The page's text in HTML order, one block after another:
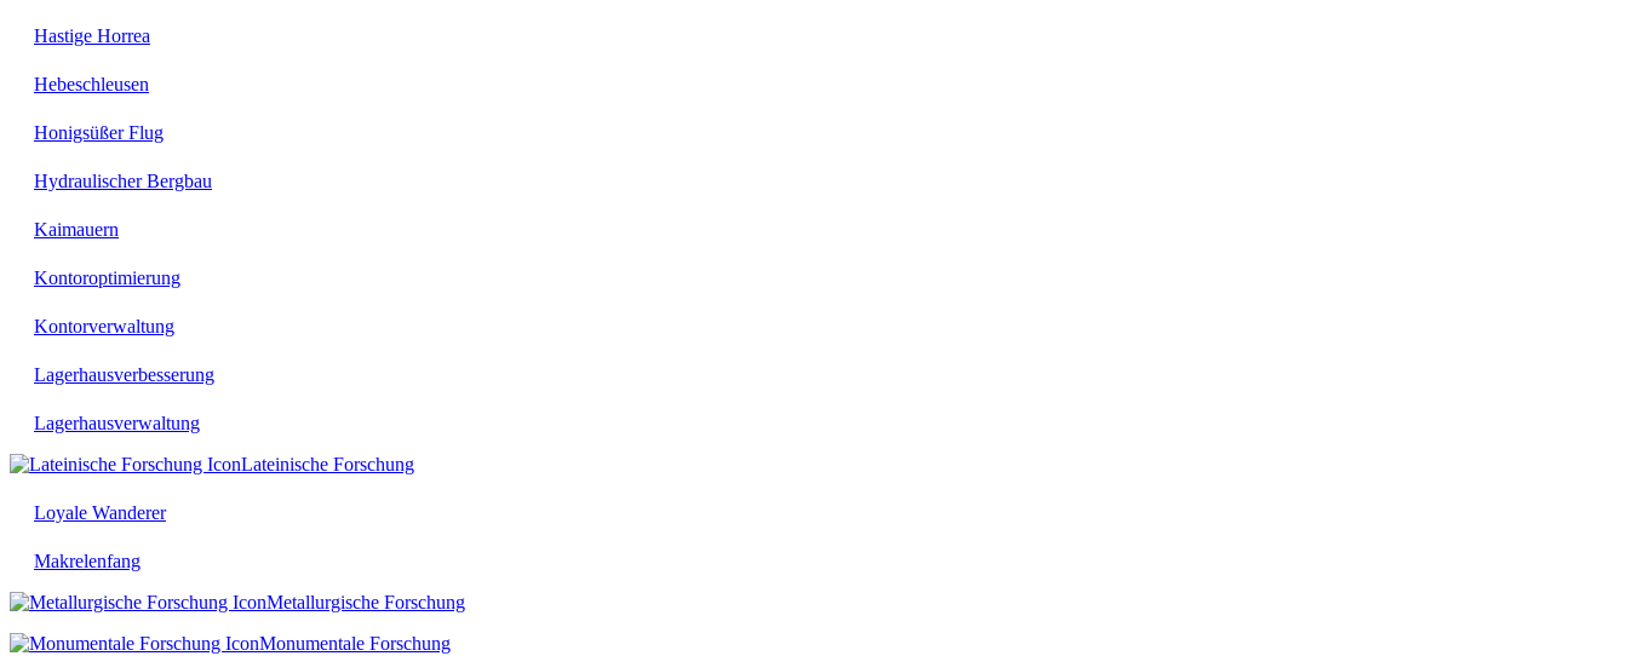
Hastige Horrea
Hebeschleusen
Honigsüßer Flug
Hydraulischer Bergbau
Kaimauern
Kontoroptimierung
Kontorverwaltung
Lagerhausverbesserung
Lagerhausverwaltung
Lateinische Forschung
Loyale Wanderer
Makrelenfang
Metallurgische Forschung
Monumentale Forschung